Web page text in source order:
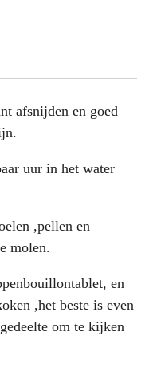
afsnijden en goed
uur in het water
,pellen en
molen.
en
,het beste is even
om te kijken